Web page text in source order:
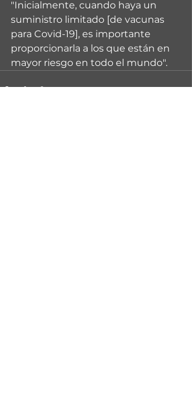
"Inicialmente, cuando haya un
suministro limitado [de vacunas
para Covid-19], es importante
proporcionarla a los que están en
mayor riesgo en todo el mundo".